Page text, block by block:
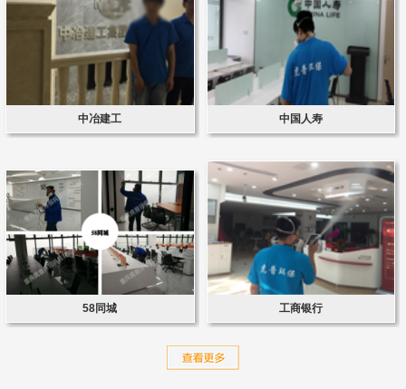
中冶建工 中国人寿
58同城 工商银行